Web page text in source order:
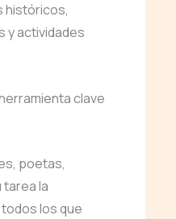
históricos,
y actividades
clave
poetas,
la
los que